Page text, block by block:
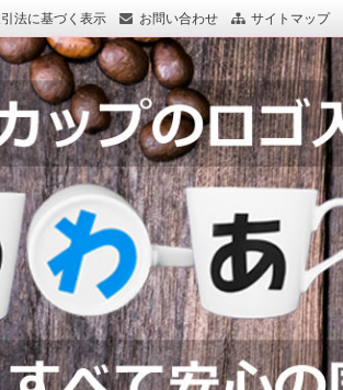
法に基づく表示 お問い合わせ サイトマップ
ど.com